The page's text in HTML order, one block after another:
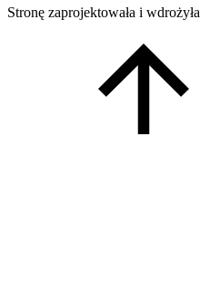
Stronę zaprojektowała i wdrożyła